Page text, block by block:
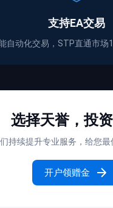
支持EA交易
自动化交易，STP直通市场
选择天誉，投
持续提升专业服务，给您最
开户领赠金